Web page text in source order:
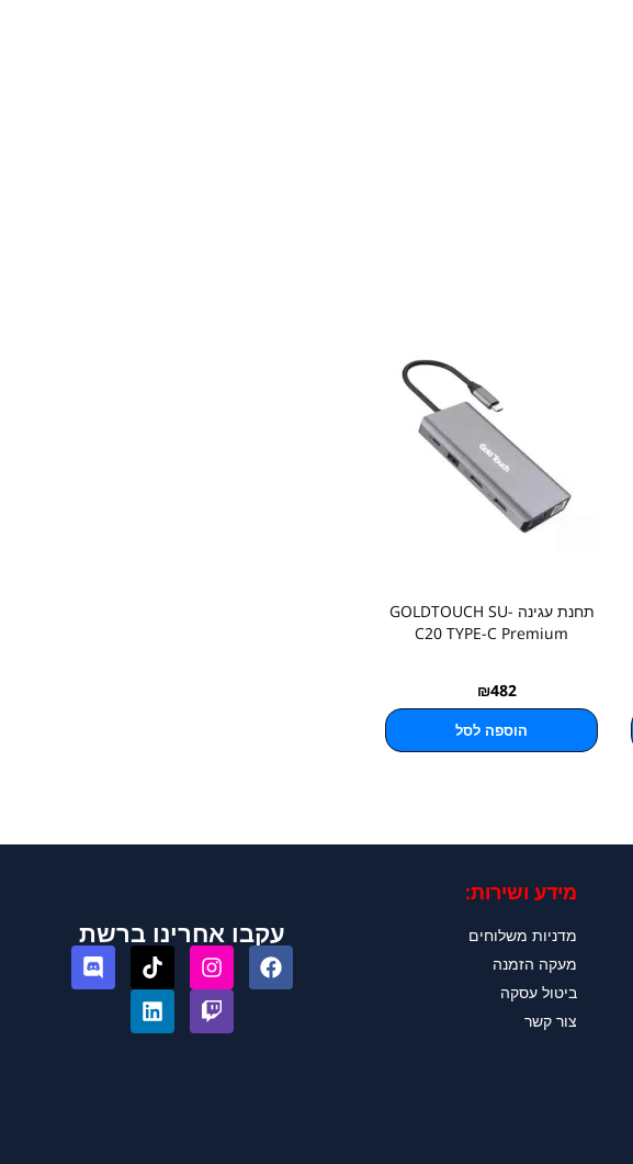
תחנת עגינה GOLDTOUCH SU-
C20 TYPE-C Premium
₪482
הוספה לסל
מידע ושירות:
מדניות משלוחים
מעקה הזמנה
ביטול עסקה
צור קשר
עקבו אחרינו ברשת